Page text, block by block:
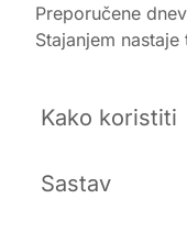
Preporučene
Stajanjem
Kako koristiti
Sastav